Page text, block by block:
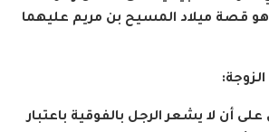
هو قصة ميلاد المسيح بن مريم عليهما
أن لا يشعر الرجل بالفوقية باعتبار